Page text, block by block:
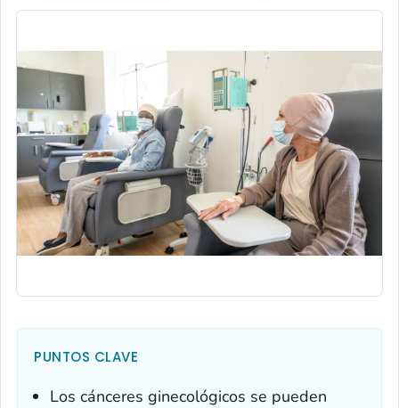
PUNTOS CLAVE
Los cánceres ginecológicos se pueden